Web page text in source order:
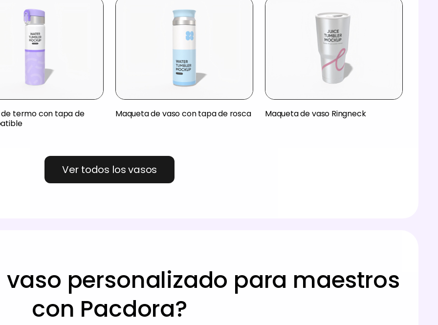
termo con tapa de
Maqueta de vaso con tapa de rosca Maqueta de vaso Ringneck
Ver todos los vasos
personalizado para maestros
con Pacdora?